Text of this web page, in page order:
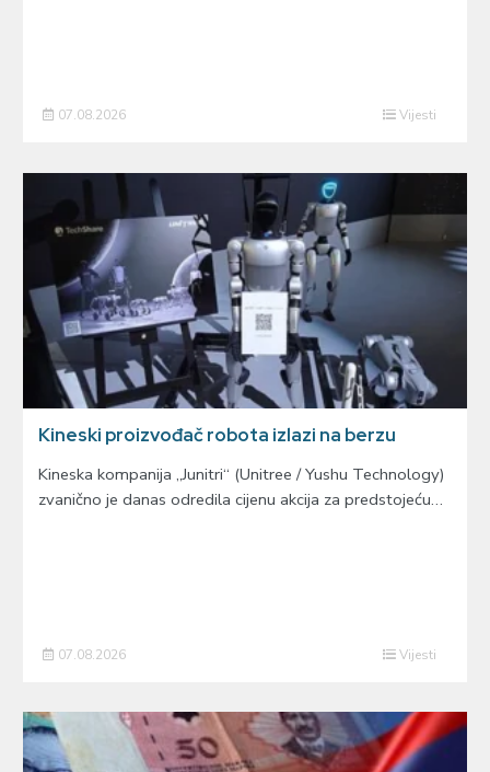
07.08.2026 Vijesti
Kineski proizvođač robota izlazi na berzu
Kineska kompanija „Junitri“ (Unitree / Yushu Technology)
zvanično je danas odredila cijenu akcija za predstojeću…
07.08.2026 Vijesti